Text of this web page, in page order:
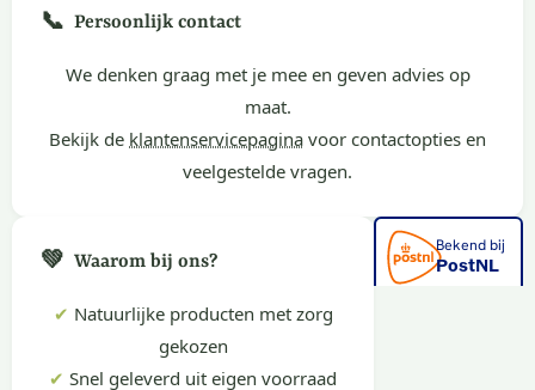
📞 Persoonlijk contact
We denken graag met je mee en geven advies op
maat.
Bekijk de klantenservicepagina voor contactopties en
veelgestelde vragen.
💚 Waarom bij ons?
✔ Natuurlijke producten met zorg
gekozen
✔ Snel geleverd uit eigen voorraad